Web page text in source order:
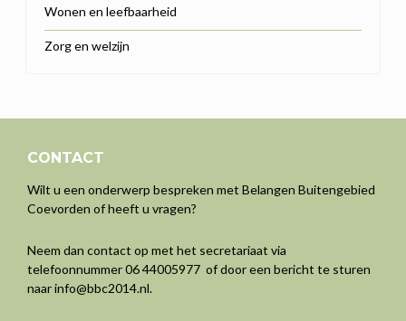
Wonen en leefbaarheid
Zorg en welzijn
CONTACT
Wilt u een onderwerp bespreken met Belangen Buitengebied
Coevorden of heeft u vragen?
Neem dan contact op met het secretariaat via
telefoonnummer 06 44005977 of door een bericht te sturen
naarinfo@bbc2014.nl.